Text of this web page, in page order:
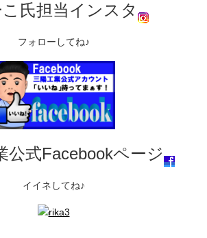
こ氏担当インスタ
フォローしてね♪
公式Facebookページ
イイネしてね♪